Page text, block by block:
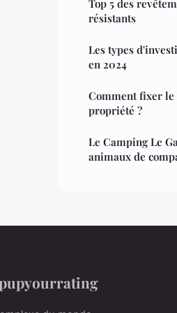
Top 5 des
résistants
Les types
en 2024
Comment fixer
propriété ?
Le Camping Le
animaux de